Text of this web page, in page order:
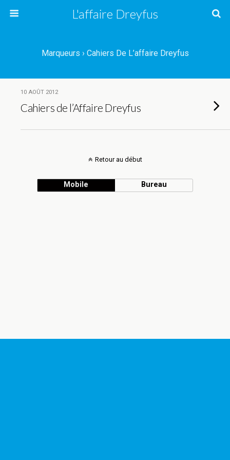
L'affaire Dreyfus
Marqueurs › Cahiers De L’affaire Dreyfus
10 AOÛT 2012
Cahiers de l’Affaire Dreyfus
Retour au début
Mobile Bureau